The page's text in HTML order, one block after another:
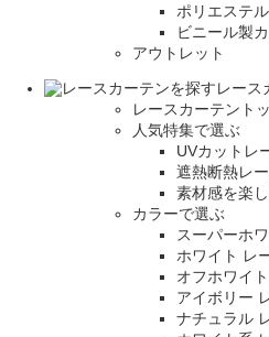
ポリエステ
ビニール製
アウトレット
レース
レースカーテント
人気特集で選ぶ
UVカットレ
遮熱断熱レ
素材感を楽
カラーで選ぶ
スーパーホ
ホワイト レ
オフホワイ
アイボリー
ナチュラル